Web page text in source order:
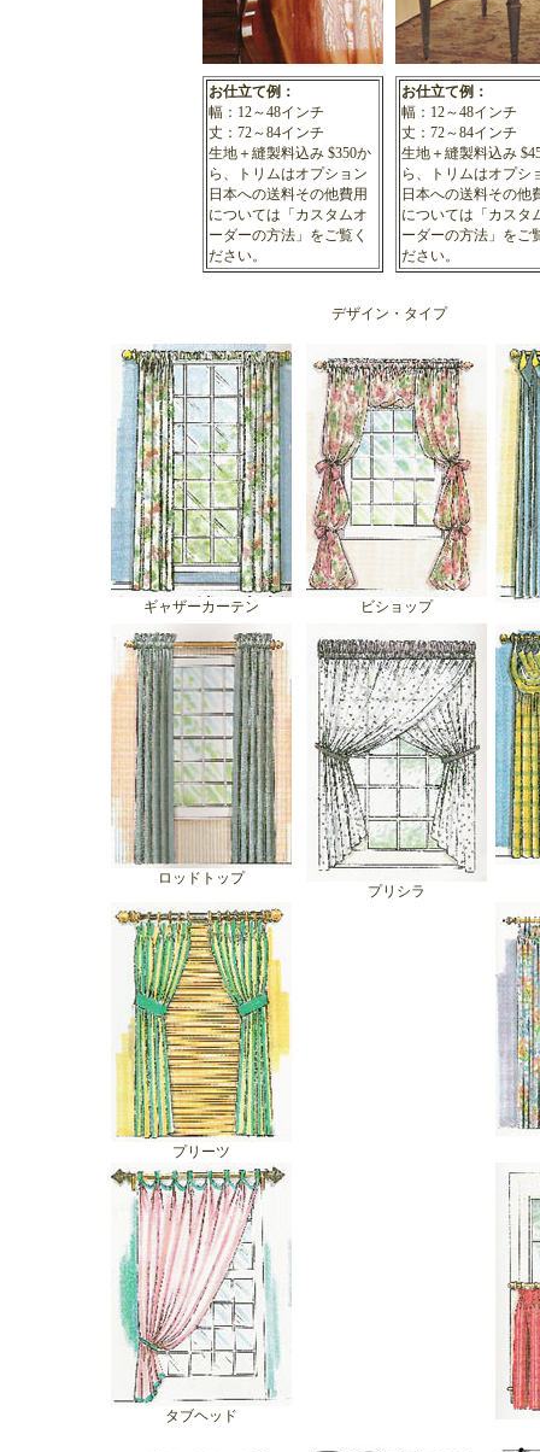
お仕立て例：
幅：12～48インチ
丈：72～84インチ
生地＋縫製料込み $350か
ら、トリムはオプション
日本への送料その他費用
については 「カスタムオ
ーダーの方法」 をご覧く
ださい。
お仕立て例：
幅：12～48インチ
丈：72～84インチ
生地＋縫製料込み
ら、トリムはオプシ
日本への送料その他
については 「カスタ
ーダーの方法」 をご
ださい。
デザイン・タイプ
ギャザーカーテン ビショップ
ロッドトップ
プリシラ
プリーツ
タブヘッド